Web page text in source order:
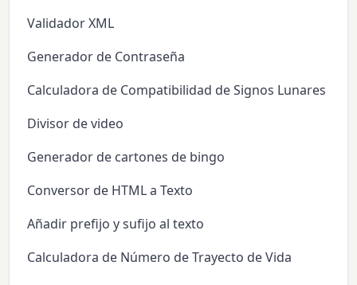
Validador XML
Generador de Contraseña
Calculadora de Compatibilidad de Signos Lunares
Divisor de video
Generador de cartones de bingo
Conversor de HTML a Texto
Añadir prefijo y sufijo al texto
Calculadora de Número de Trayecto de Vida